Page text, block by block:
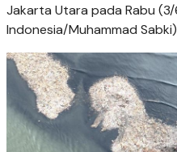
Jakarta Utara pada Rabu
Indonesia/Muhammad Sabki)